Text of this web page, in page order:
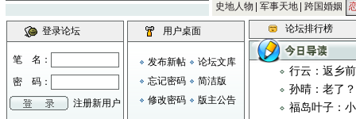
史地人物
军事天地 跨国婚姻
登录论坛
笔 名：
密 码：
注册新用户
用户桌面
发布新帖
论坛文库
忘记密码
简洁版
修改密码
版主公告
论坛排行榜
行云：返乡
孙晴：老了
福岛叶子：